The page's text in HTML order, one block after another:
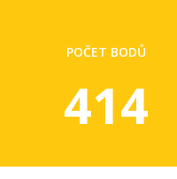
POČET BODŮ
414